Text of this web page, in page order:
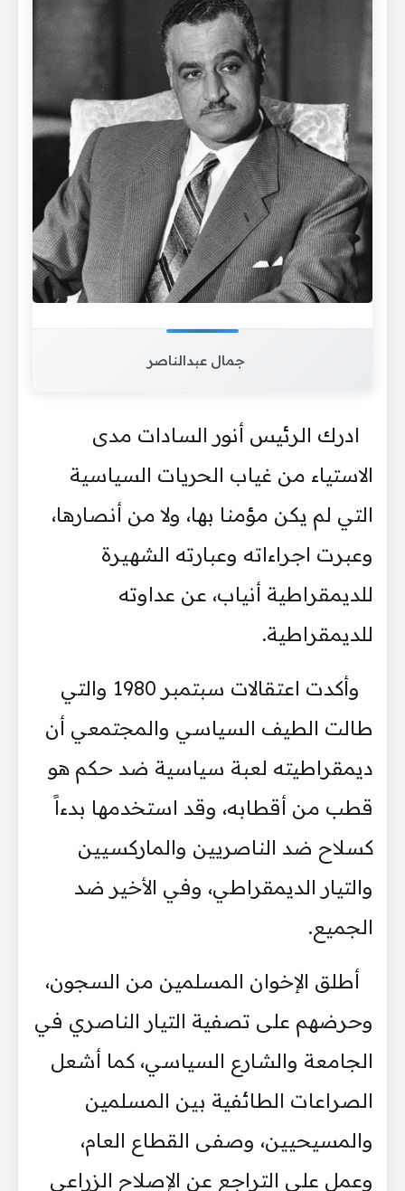
جمال عبدالناصر
ادرك الرئيس أنور السادات مدى
الاستياء من غياب الحريات السياسية
التي لم يكن مؤمنا بها، ولا من أنصارها،
وعبرت اجراءاته وعبارته الشهيرة
للديمقراطية أنياب، عن عداوته
للديمقراطية.
وأكدت اعتقالات سبتمبر 1980 والتي
طالت الطيف السياسي والمجتمعي أن
ديمقراطيته لعبة سياسية ضد حكم هو
قطب من أقطابه، وقد استخدمها بدءاً
كسلاح ضد الناصريين والماركسيين
والتيار الديمقراطي، وفي الأخير ضد
الجميع.
أطلق الإخوان المسلمين من السجون،
وحرضهم على تصفية التيار الناصري في
الجامعة والشارع السياسي، كما أشعل
الصراعات الطائفية بين المسلمين
والمسيحيين، وصفى القطاع العام،
وعمل على التراجع عن الإصلاح الزراعي